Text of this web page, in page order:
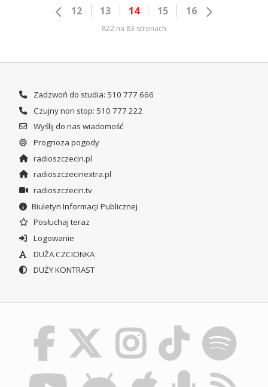
12 13 14 15 16
822 na 83 stronach
Zadzwoń do studia: 510 777 666
Czujny non stop: 510 777 222
Wyślij do nas wiadomość
Prognoza pogody
radioszczecin.pl
radioszczecinextra.pl
radioszczecin.tv
Biuletyn Informacji Publicznej
Posłuchaj teraz
Logowanie
DUŻA CZCIONKA
DUŻY KONTRAST